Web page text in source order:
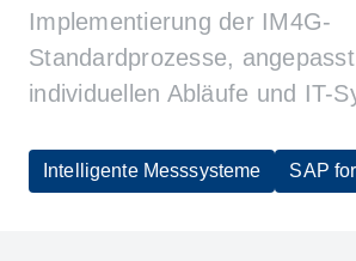
Implementierung der IM4G-
Standardprozesse,
individuellen Abläufe und IT-
Intelligente Messsysteme SAP